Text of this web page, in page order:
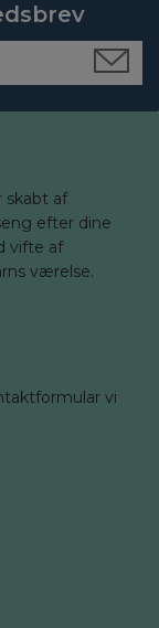
skabt af
efter dine
vifte af
værelse.
vi